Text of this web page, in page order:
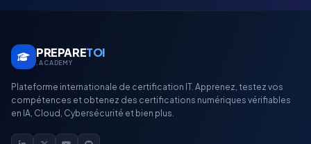
PREPARETOI
.ACADEMY
Plateforme internationale de certification IT. Apprenez, testez vos
compétences et obtenez des certifications numériques vérifiables
en IA, Cloud, Cybersécurité et bien plus.